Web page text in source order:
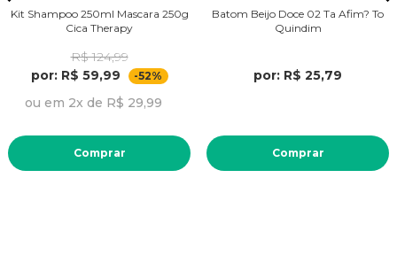
Kit Shampoo 250ml Mascara 250g
Cica Therapy
R$ 124,99
por: R$ 59,99
-52%
ou em 2x de R$ 29,99
Comprar
Batom Beijo Doce 02 Ta Afim? To
Quindim
por: R$ 25,79
Comprar